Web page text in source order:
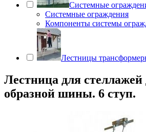
Системные
Системные ограждения
Компоненты системы
Лестницы
Лестница для
образной шины. 6 ступ.